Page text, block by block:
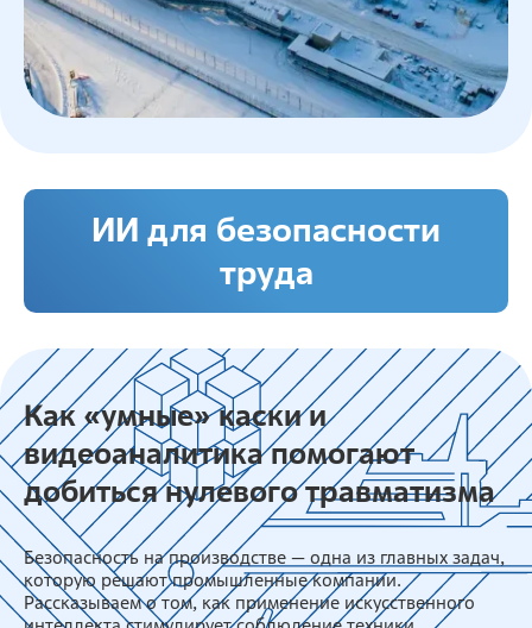
ИИ для безопасности
труда
Как «умные» каски и
видеоаналитика помогают
добиться нулевого травматизма
Безопасность на производстве — одна из главных задач,
которую решают промышленные компании.
Рассказываем о том, как применение искусственного